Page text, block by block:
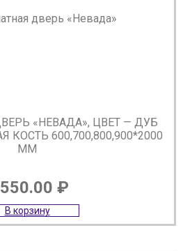
«НЕВАДА», ЦВЕТ — ДУБ
600,700,800,900*2000
ММ
₽
В корзину